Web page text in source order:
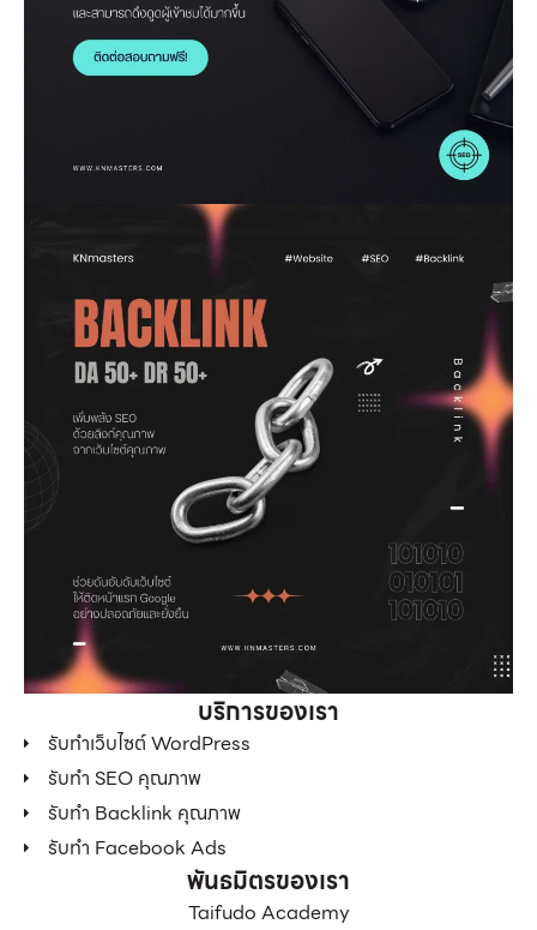
บริการของเรา
รับทำเว็บไซต์ WordPress
รับทำ SEO คุณภาพ
รับทำ Backlink คุณภาพ
รับทำ Facebook Ads
พันธมิตรของเรา
Taifudo Academy